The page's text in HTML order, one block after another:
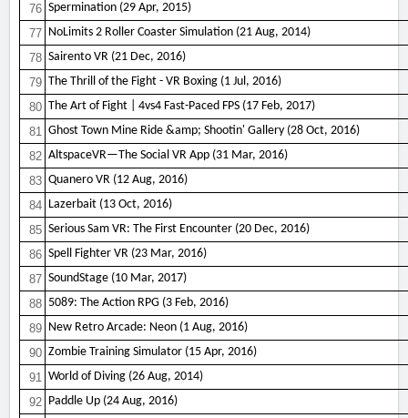
76 Spermination (29 Apr, 2015)
77 NoLimits 2 Roller Coaster Simulation (21 Aug, 2014)
78 Sairento VR (21 Dec, 2016)
79 The Thrill of the Fight - VR Boxing (1 Jul, 2016)
80 The Art of Fight | 4vs4 Fast-Paced FPS (17 Feb, 2017)
81 Ghost Town Mine Ride &amp; Shootin' Gallery (28 Oct, 2016)
82 AltspaceVR—The Social VR App (31 Mar, 2016)
83 Quanero VR (12 Aug, 2016)
84 Lazerbait (13 Oct, 2016)
85 Serious Sam VR: The First Encounter (20 Dec, 2016)
86 Spell Fighter VR (23 Mar, 2016)
87 SoundStage (10 Mar, 2017)
88 5089: The Action RPG (3 Feb, 2016)
89 New Retro Arcade: Neon (1 Aug, 2016)
90 Zombie Training Simulator (15 Apr, 2016)
91 World of Diving (26 Aug, 2014)
92 Paddle Up (24 Aug, 2016)